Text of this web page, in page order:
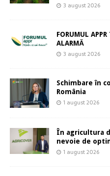
3 august 2026
FORUMUL
ALARMĂ
3 august 2026
Schimbare în
România
1 august 2026
În agricultura
nevoie de
1 august 2026